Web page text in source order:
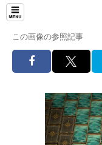
この画像の参照記事